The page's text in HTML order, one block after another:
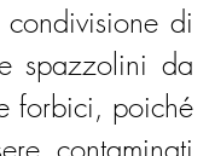
di
spazzolini da
forbici, poiché
contaminati